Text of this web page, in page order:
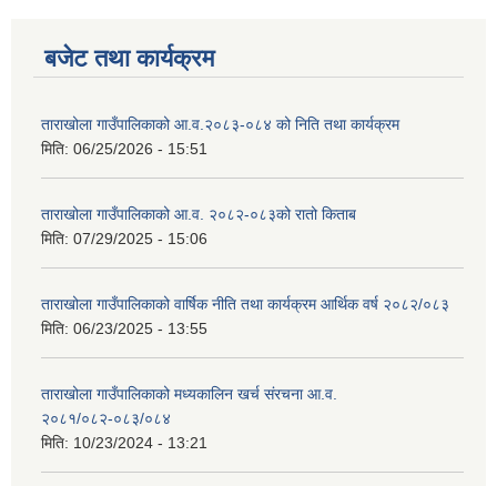
बजेट तथा कार्यक्रम
ताराखोला गाउँपालिकाको आ.व.२०८३-०८४ को निति तथा कार्यक्रम
मिति: 06/25/2026 - 15:51
ताराखोला गाउँपालिकाको आ.व. २०८२-०८३को रातो किताब
मिति: 07/29/2025 - 15:06
ताराखोला गाउँपालिकाको वार्षिक नीति तथा कार्यक्रम आर्थिक वर्ष २०८२/०८३
मिति: 06/23/2025 - 13:55
ताराखोला गाउँपालिकाको मध्यकालिन खर्च संरचना आ.व.
२०८१/०८२-०८३/०८४
मिति: 10/23/2024 - 13:21